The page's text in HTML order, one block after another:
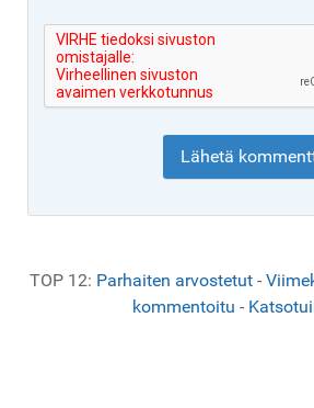
TOP 12: Parhaiten arvostetut-
kommentoitu -